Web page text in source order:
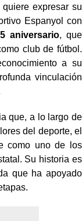
expresar su
Espanyol con
aniversario, que
club de fútbol.
a su
vinculación
que, a lo largo de
del deporte, el
como uno de los
Su historia es
que ha apoyado